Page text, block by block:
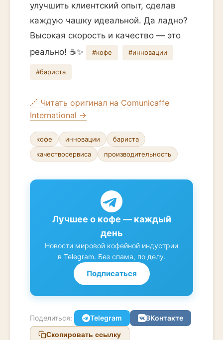
улучшить клиентский опыт, сделав
каждую чашку идеальной. Да ладно?
Высокая скорость и качество — это
реально! ☕️✨
#кофе #инновации
#бариста
🔗 Читать оригинал на Comunicaffe
International →
кофе инновации
бариста
качествосервиса
производительность
Лучшее о кофе — каждый
день
Новости мировой кофейной индустрии
в Telegram. Без спама, по делу.
Подписаться
Поделиться: Telegram ВКонтакте
Скопировать ссылку